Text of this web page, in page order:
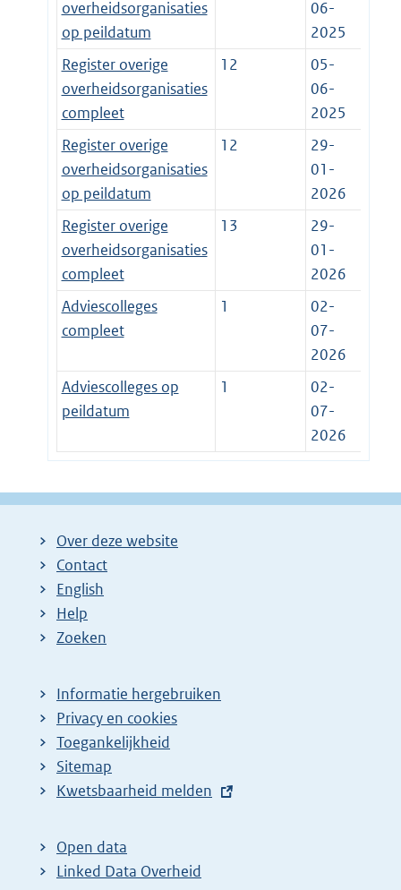
overheidsorganisaties
op peildatum
06-
2025
Register overige
overheidsorganisaties
compleet
12
05-
06-
2025
Register overige
overheidsorganisaties
op peildatum
12
29-
01-
2026
Register overige
overheidsorganisaties
compleet
13
29-
01-
2026
Adviescolleges
compleet
1
02-
07-
2026
Adviescolleges op
peildatum
1
02-
07-
2026
Over deze website
Contact
English
Help
Zoeken
Informatie hergebruiken
Privacy en cookies
Toegankelijkheid
Sitemap
E
t
e
Kwetsbaarheid melden
Open data
Linked Data Overheid